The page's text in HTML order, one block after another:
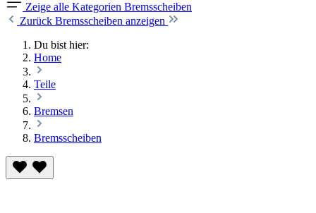
Zeige alle Kategorien Bremsscheiben
Zurück Bremsscheiben anzeigen
Du bist hier:
Home
Teile
Bremsen
Bremsscheiben